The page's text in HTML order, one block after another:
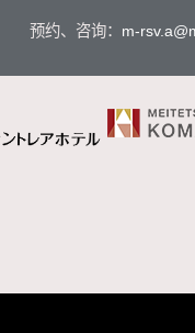
预约、咨询： m-